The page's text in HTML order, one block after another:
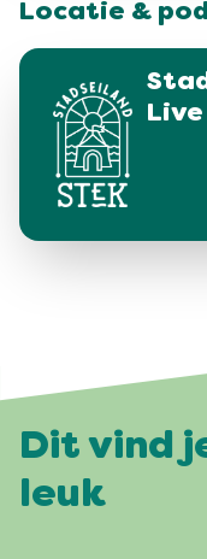
Locatie &
Live
Dit vind
leuk